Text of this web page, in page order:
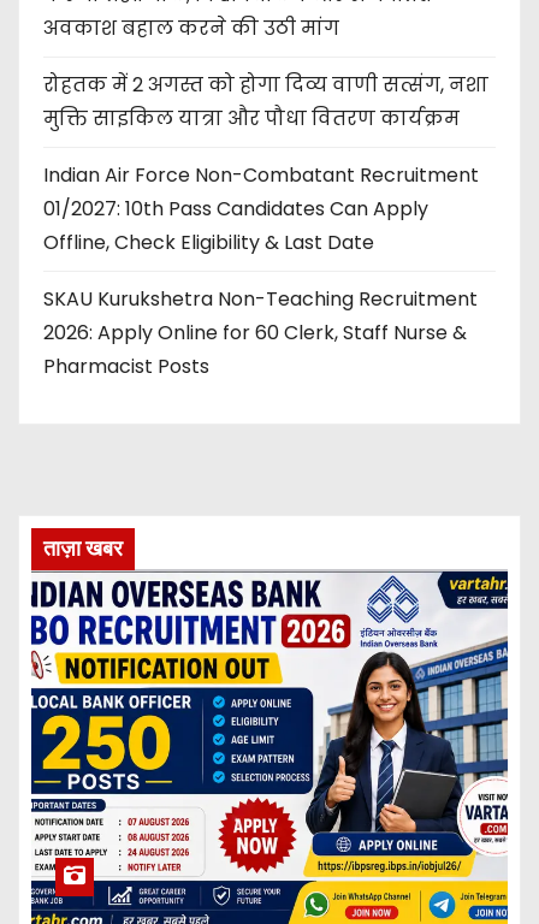
अवकाश बहाल करने की उठी मांग
रोहतक में 2 अगस्त को होगा दिव्य वाणी सत्संग, नशा
मुक्ति साइकिल यात्रा और पौधा वितरण कार्यक्रम
Indian Air Force Non-Combatant Recruitment
01/2027: 10th Pass Candidates Can Apply
Offline, Check Eligibility & Last Date
SKAU Kurukshetra Non-Teaching Recruitment
2026: Apply Online for 60 Clerk, Staff Nurse &
Pharmacist Posts
ताज़ा खबर